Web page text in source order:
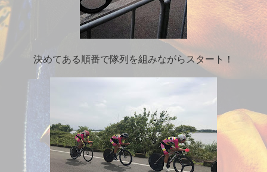
決めてある順番で隊列を組みながらスタート！